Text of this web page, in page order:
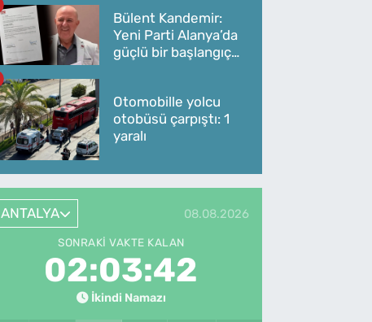
Bülent Kandemir:
Yeni Parti Alanya’da
güçlü bir başlangıç
Otomobille yolcu
otobüsü çarpıştı: 1
yaralı
ANTALYA 08.08.2026
SONRAKI VAKTE KALAN
02:03:42
İkindi Namazı